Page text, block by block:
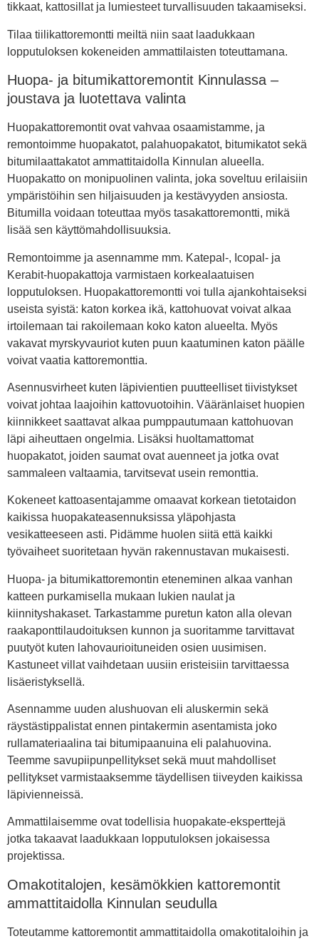
tikkaat, kattosillat ja lumiesteet turvallisuuden takaamiseksi.
Tilaa tiilikattoremontti meiltä niin saat laadukkaan
lopputuloksen kokeneiden ammattilaisten toteuttamana.
Huopa- ja bitumikattoremontit Kinnulassa –
joustava ja luotettava valinta
Huopakattoremontit ovat vahvaa osaamistamme, ja
remontoimme huopakatot, palahuopakatot, bitumikatot sekä
bitumilaattakatot ammattitaidolla Kinnulan alueella.
Huopakatto on monipuolinen valinta, joka soveltuu erilaisiin
ympäristöihin sen hiljaisuuden ja kestävyyden ansiosta.
Bitumilla voidaan toteuttaa myös tasakattoremontti, mikä
lisää sen käyttömahdollisuuksia.
Remontoimme ja asennamme mm. Katepal-, Icopal- ja
Kerabit-huopakattoja varmistaen korkealaatuisen
lopputuloksen. Huopakattoremontti voi tulla ajankohtaiseksi
useista syistä: katon korkea ikä, kattohuovat voivat alkaa
irtoilemaan tai rakoilemaan koko katon alueelta. Myös
vakavat myrskyvauriot kuten puun kaatuminen katon päälle
voivat vaatia kattoremonttia.
Asennusvirheet kuten läpivientien puutteelliset tiivistykset
voivat johtaa laajoihin kattovuotoihin. Vääränlaiset huopien
kiinnikkeet saattavat alkaa pumppautumaan kattohuovan
läpi aiheuttaen ongelmia. Lisäksi huoltamattomat
huopakatot, joiden saumat ovat auenneet ja jotka ovat
sammaleen valtaamia, tarvitsevat usein remonttia.
Kokeneet kattoasentajamme omaavat korkean tietotaidon
kaikissa huopakateasennuksissa yläpohjasta
vesikatteeseen asti. Pidämme huolen siitä että kaikki
työvaiheet suoritetaan hyvän rakennustavan mukaisesti.
Huopa- ja bitumikattoremontin eteneminen alkaa vanhan
katteen purkamisella mukaan lukien naulat ja
kiinnityshakaset. Tarkastamme puretun katon alla olevan
raakaponttilaudoituksen kunnon ja suoritamme tarvittavat
puutyöt kuten lahovaurioituneiden osien uusimisen.
Kastuneet villat vaihdetaan uusiin eristeisiin tarvittaessa
lisäeristyksellä.
Asennamme uuden alushuovan eli aluskermin sekä
räystästippalistat ennen pintakermin asentamista joko
rullamateriaalina tai bitumipaanuina eli palahuovina.
Teemme savupiipunpellitykset sekä muut mahdolliset
pellitykset varmistaaksemme täydellisen tiiveyden kaikissa
läpivienneissä.
Ammattilaisemme ovat todellisia huopakate-eksperttejä
jotka takaavat laadukkaan lopputuloksen jokaisessa
projektissa.
Omakotitalojen, kesämökkien kattoremontit
ammattitaidolla Kinnulan seudulla
Toteutamme kattoremontit ammattitaidolla omakotitaloihin ja